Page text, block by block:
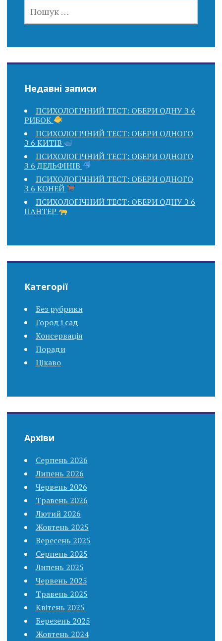
Недавні записи
ПСИХОЛОГІЧНИЙ ТЕСТ: ОБЕРИ ОДНУ З 6
РИБОК
ПСИХОЛОГІЧНИЙ ТЕСТ: ОБЕРИ ОДНОГО
З 6 КИТІВ
ПСИХОЛОГІЧНИЙ ТЕСТ: ОБЕРИ ОДНОГО
З 6 ДЕЛЬФІНІВ
ПСИХОЛОГІЧНИЙ ТЕСТ: ОБЕРИ ОДНОГО
З 6 КОНЕЙ
ПСИХОЛОГІЧНИЙ ТЕСТ: ОБЕРИ ОДНУ З 6
ПАНТЕР
Категорії
Без рубрики
Город і сад
Консервація
Поради
Цікаво
Архіви
Серпень 2026
Липень 2026
Червень 2026
Травень 2026
Лютий 2026
Жовтень 2025
Вересень 2025
Серпень 2025
Липень 2025
Червень 2025
Травень 2025
Квітень 2025
Березень 2025
Жовтень 2024